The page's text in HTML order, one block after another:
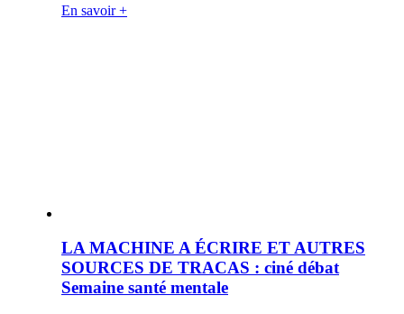
En savoir +
LA MACHINE A ÉCRIRE ET AUTRES
SOURCES DE TRACAS : ciné débat
Semaine santé mentale